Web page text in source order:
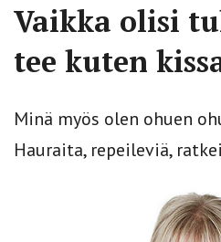
Vaikka olisi
tee kuten
Minä myös olen ohuen
Hauraita, repeileviä,